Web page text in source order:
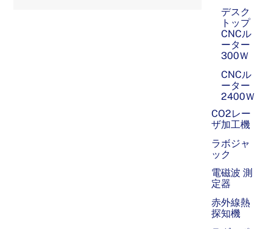
デスク
トップ
CNCル
ーター
300Ｗ
CNCル
ーター
2400Ｗ
CO2レー
ザ加工機
ラボジャ
ック
電磁波 測
定器
赤外線熱
探知機